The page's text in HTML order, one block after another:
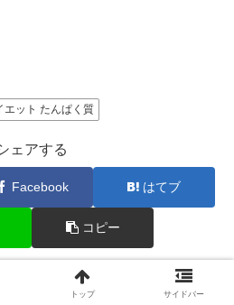
エット たんぱく質
ェアする
Facebook はてブ
コピー
をフォローする
トップ サイドバー